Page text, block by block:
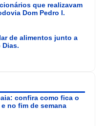
que realizavam
Dom Pedro I.
de alimentos junto a
confira como fica o
no fim de semana